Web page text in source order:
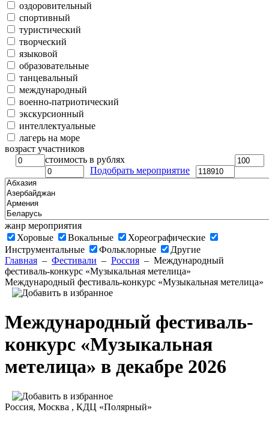
оздоровительный
спортивный
туристический
творческий
языковой
образовательные
танцевальный
международный
военно-патриотический
экскурсионный
интеллектуальные
лагерь на море
возраст участников
стоимость в рублях
Подобрать мероприятие
жанр мероприятия
Хоровые
Вокальные
Хореографические
Инструментальные
Фольклорные
Другие
Главная – Фестивали – Россия – Международный
фестиваль-конкурс «Музыкальная метелица»
Международный фестиваль-конкурс «Музыкальная метелица»
Международный фестиваль-
конкурс «Музыкальная
метелица» в декабре 2026
Россия, Москва , КДЦ «Полярный»